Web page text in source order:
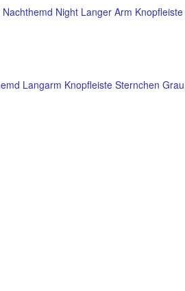
Night Langer Arm Knopfleiste